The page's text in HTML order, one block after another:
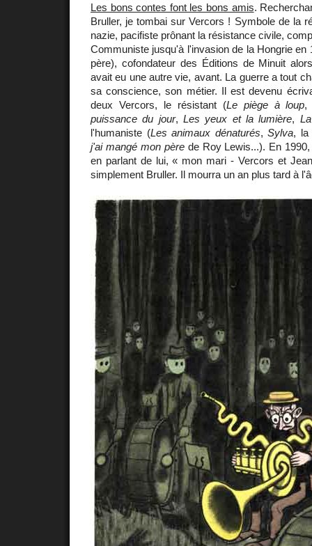
Les bons contes font les bons amis.
Bruller, je tombai sur Vercors ! Symbole de la
nazie, pacifiste prônant la résistance civile,
Communiste jusqu'à l'invasion de la Hongrie en
père), cofondateur des Éditions de Minuit
avait eu une autre vie, avant. La guerre a tout
sa conscience, son métier. Il est devenu
deux Vercors, le résistant (Le piège à loup
puissance du jour,Les yeux et la lumière,
l'humaniste (Les animaux dénaturés, Sylva, la
j'ai mangé mon pèrede Roy Lewis...). En
en parlant de lui, « mon mari - Vercors et
simplement Bruller. Il mourra un an plus tard à